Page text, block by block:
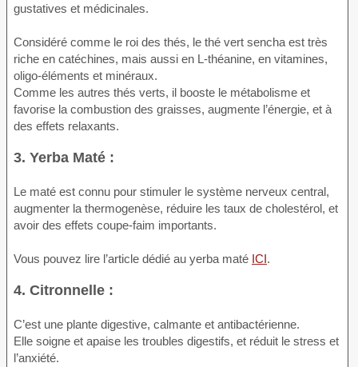
gustatives et médicinales.
Considéré comme le roi des thés, le thé vert sencha est très
riche en catéchines, mais aussi en L-théanine, en vitamines,
oligo-éléments et minéraux.
Comme les autres thés verts, il booste le métabolisme et
favorise la combustion des graisses, augmente l’énergie, et à
des effets relaxants.
3. Yerba Maté :
Le maté est connu pour stimuler le système nerveux central,
augmenter la thermogenèse, réduire les taux de cholestérol, et
avoir des effets coupe-faim importants.
Vous pouvez lire l’article dédié au yerba maté ICI .
4. Citronnelle :
C’est une plante digestive, calmante et antibactérienne.
Elle soigne et apaise les troubles digestifs, et réduit le stress et
l’anxiété.